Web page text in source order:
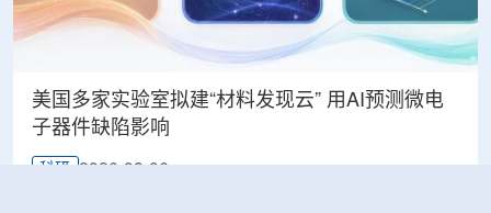
美国多家实验室拟建“材料发现云” 用AI预测微电
子器件缺陷影响
科研 2026-08-06